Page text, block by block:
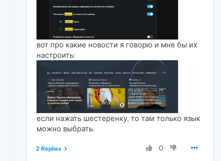
вот про какие новости я говорю и мне бы их
настроить:
если нажать шестеренку, то там только язык
можно выбрать.
0
2 Replies